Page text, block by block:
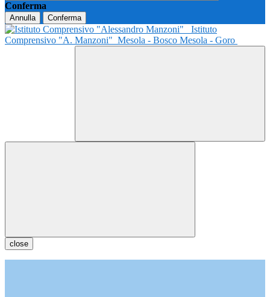
Conferma
Annulla Conferma
Istituto
Comprensivo "A. Manzoni" Mesola - Bosco Mesola - Goro
close